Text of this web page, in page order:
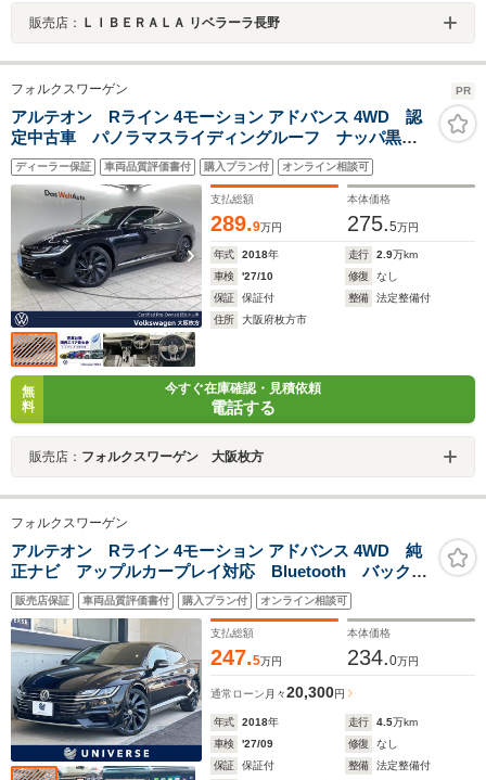
販売店： ＬＩＢＥＲＡＬＡ リベラーラ長野
フォルクスワーゲン PR
アルテオン Rライン 4モーション アドバンス 4WD 認
定中古車 パノラマスライディングルーフ ナッパ黒革
シート オールインセーフティ LEDヘッドランプ 純
正20インチアルミホイール ヘッドアップディスプレ
イ パワーバックドア シートヒーター 7DSG
ディーラー保証 車両品質評価書付 購入プラン付 オンライン相談可
支払総額
289.9万円
本体価格
275.5万円
年式 2018年 走行 2.9万km
車検
'27/10 修復
なし
保証
保証付 整備
法定整備付
住所
大阪府枚方市
無
料
今すぐ在庫確認・見積依頼
電話する
販売店： フォルクスワーゲン 大阪枚方
フォルクスワーゲン
アルテオン Rライン 4モーション アドバンス 4WD 純
正ナビ アップルカープレイ対応 Bluetooth バックカ
メラ 電動リアゲート ブラックレザーシート シート
ヒーター 純正20インチアルミホイール LEDヘッドラ
イト パドルシフト スマートキー
販売店保証 車両品質評価書付 購入プラン付 オンライン相談可
支払総額
247.5万円
本体価格
234.0万円
通常ローン 月々20,300円
年式 2018年 走行 4.5万km
車検
'27/09 修復
なし
保証
保証付 整備
法定整備付